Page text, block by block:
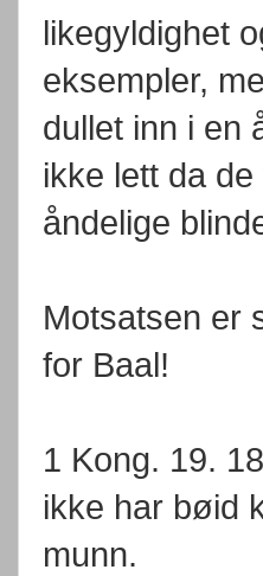
likegyldighet
eksempler,
dullet inn i en
ikke lett da
åndelige
Motsatsen er
for Baal!
1 Kong. 19.
ikke har bøid
munn.